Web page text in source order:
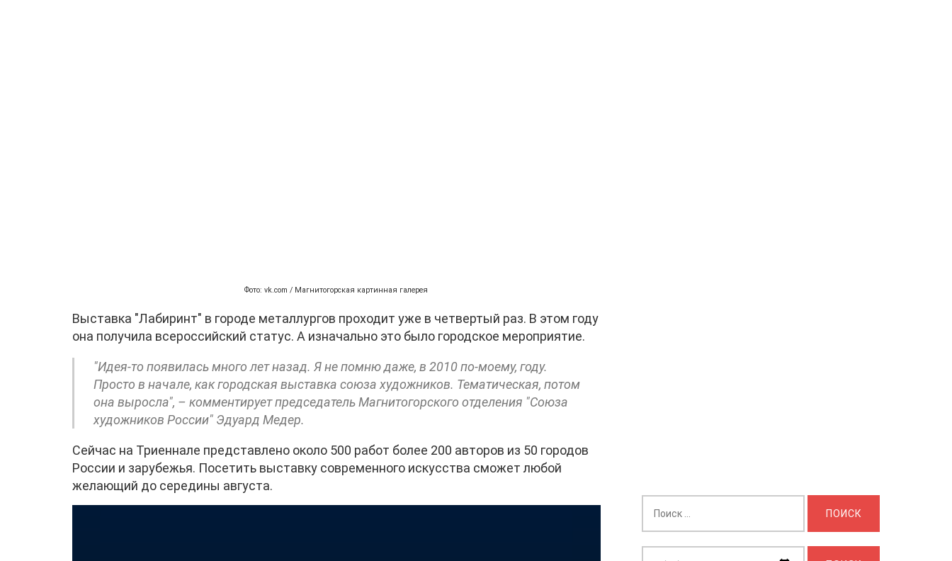
Фото: vk.com / Магнитогорская картинная галерея
Выставка "Лабиринт" в городе металлургов проходит уже в четвертый раз. В этом году
она получила всероссийский статус. А изначально это было городское мероприятие.
"Идея-то появилась много лет назад. Я не помню даже, в 2010 по-моему, году.
Просто в начале, как городская выставка союза художников. Тематическая, потом
она выросла", – комментирует председатель Магнитогорского отделения "Союза
художников России" Эдуард Медер.
Сейчас на Триеннале представлено около 500 работ более 200 авторов из 50 городов
России и зарубежья. Посетить выставку современного искусства сможет любой
желающий до середины августа.